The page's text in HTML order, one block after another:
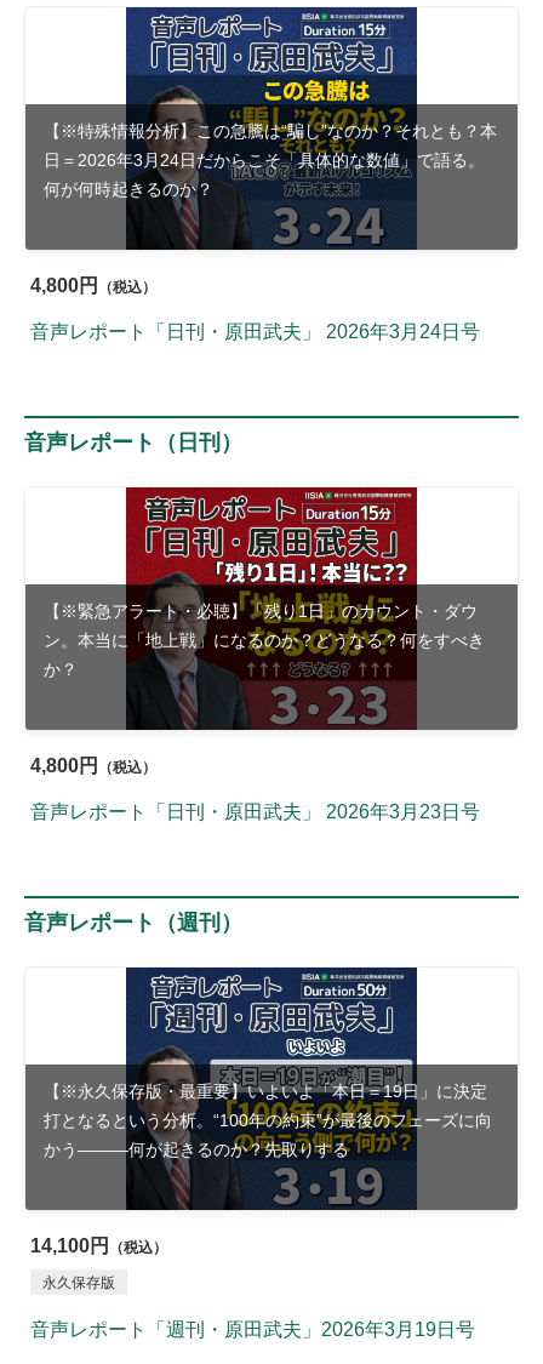
【※特殊情報分析】この急騰は“騙し”なのか？それとも？本
日＝2026年3月24日だからこそ「具体的な数値」で語る。
何が何時起きるのか？
4,800円 （税込）
音声レポート「日刊・原田武夫」 2026年3月24日号
音声レポート（日刊）
【※緊急アラート・必聴】「残り1日」のカウント・ダウ
ン。本当に「地上戦」になるのか？どうなる？何をすべき
か？
4,800円 （税込）
音声レポート「日刊・原田武夫」 2026年3月23日号
音声レポート（週刊）
【※永久保存版・最重要】いよいよ「本日＝19日」に決定
打となるという分析。“100年の約束”が最後のフェーズに向
かう―――何が起きるのか？先取りする
14,100円 （税込）
永久保存版
音声レポート「週刊・原田武夫」2026年3月19日号